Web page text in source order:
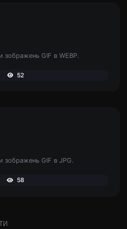
зображень GIF в WEBP.
52
зображень GIF в JPG.
58